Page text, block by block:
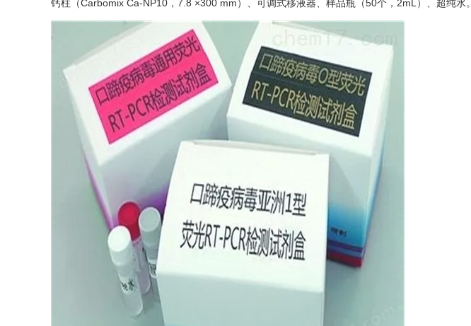
钙柱（Carbomix Ca-NP10，7.8 ×300 mm）、可调式移液器、样品瓶（50个，2mL）、超纯水。